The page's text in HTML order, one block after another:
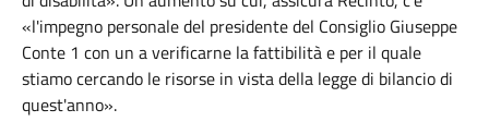
«l'impegno personale del presidente del Consiglio Giuseppe
Conte 1 con un a verificarne la fattibilità e per il quale
stiamo cercando le risorse in vista della legge di bilancio di
quest'anno».